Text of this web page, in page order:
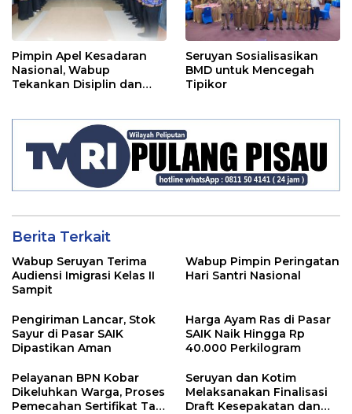
Pimpin Apel Kesadaran
Nasional, Wabup
Tekankan Disiplin dan
Seruyan Sosialisasikan
BMD untuk Mencegah
Tipikor
Berita Terkait
Wabup Seruyan Terima
Audiensi Imigrasi Kelas II
Sampit
Wabup Pimpin Peringatan
Hari Santri Nasional
Pengiriman Lancar, Stok
Sayur di Pasar SAIK
Dipastikan Aman
Harga Ayam Ras di Pasar
SAIK Naik Hingga Rp
40.000 Perkilogram
Pelayanan BPN Kobar
Dikeluhkan Warga, Proses
Pemecahan Sertifikat Tak
Seruyan dan Kotim
Melaksanakan Finalisasi
Draft Kesepakatan dan